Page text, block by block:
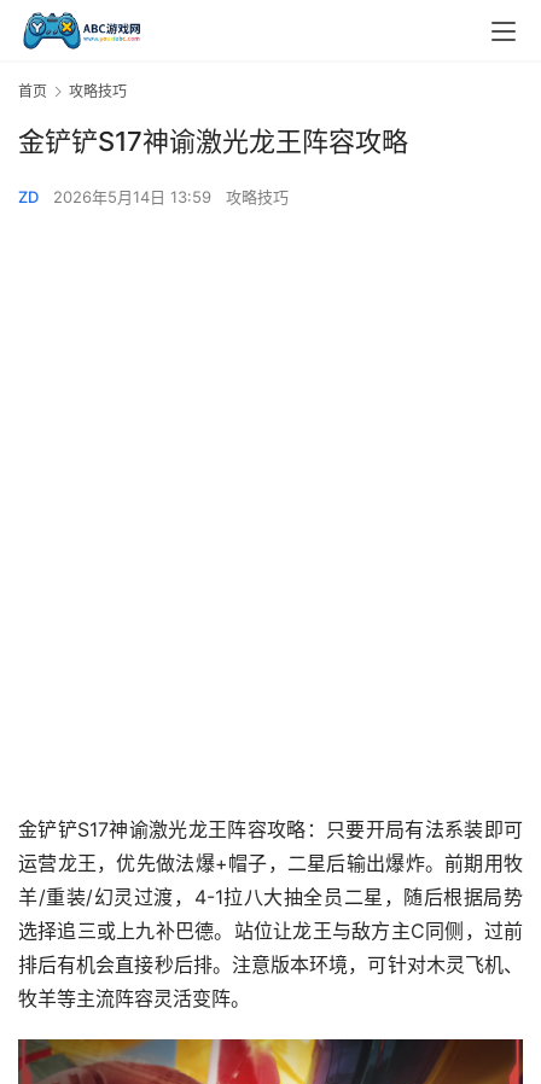
首页 攻略技巧
金铲铲S17神谕激光龙王阵容攻略
ZD 2026年5月14日 13:59 攻略技巧
金铲铲S17神谕激光龙王阵容攻略：只要开局有法系装即可
运营龙王，优先做法爆+帽子，二星后输出爆炸。前期用牧
羊/重装/幻灵过渡，4-1拉八大抽全员二星，随后根据局势
选择追三或上九补巴德。站位让龙王与敌方主C同侧，过前
排后有机会直接秒后排。注意版本环境，可针对木灵飞机、
牧羊等主流阵容灵活变阵。